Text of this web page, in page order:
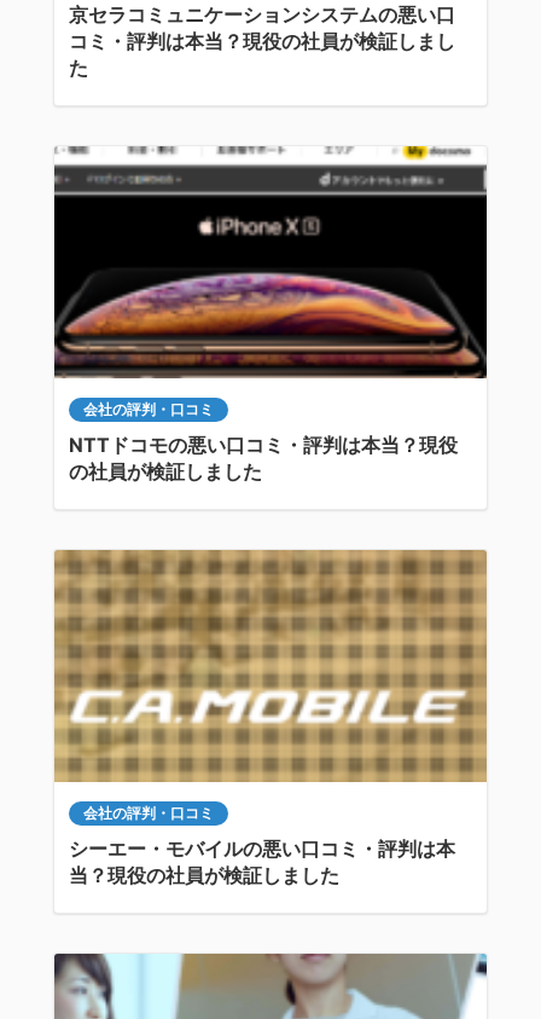
京セラコミュニケーションシステムの悪い口
コミ・評判は本当？現役の社員が検証しまし
た
会社の評判・口コミ
NTTドコモの悪い口コミ・評判は本当？現役
の社員が検証しました
会社の評判・口コミ
シーエー・モバイルの悪い口コミ・評判は本
当？現役の社員が検証しました